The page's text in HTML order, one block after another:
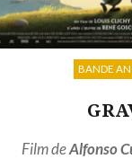
Film deAlfonso
BANDE